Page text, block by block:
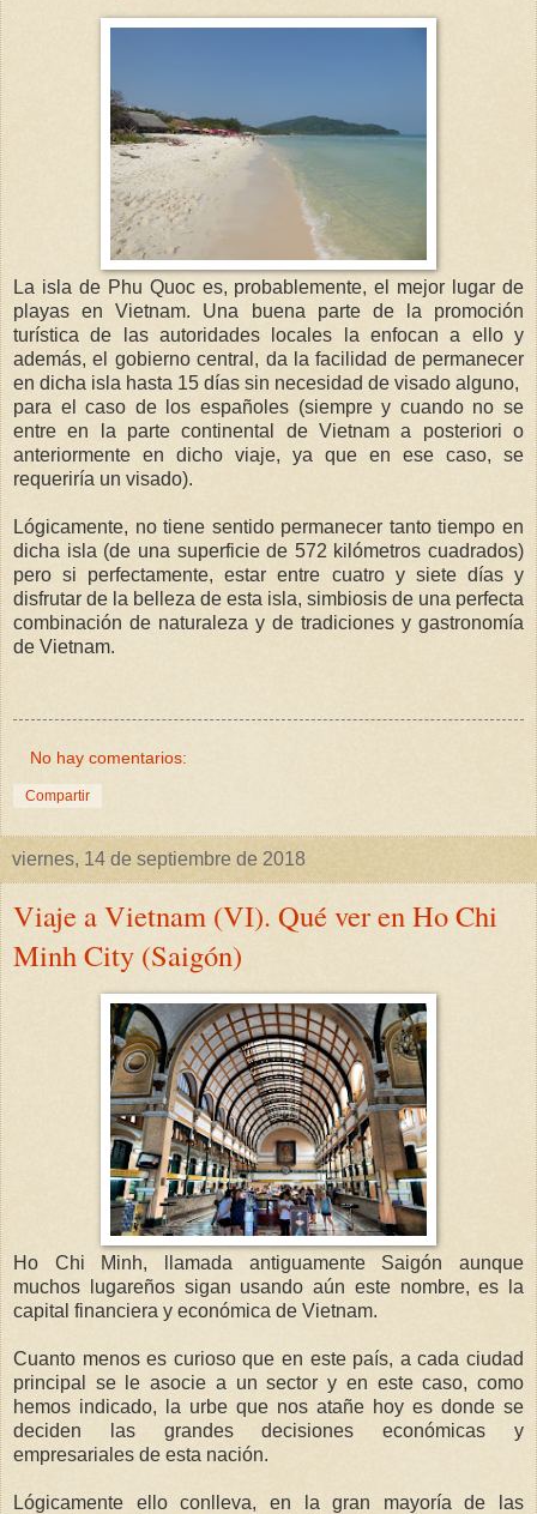
La isla de Phu Quoc es, probablemente, el mejor lugar de
playas en Vietnam. Una buena parte de la promoción
turística de las autoridades locales la enfocan a ello y
además, el gobierno central, da la facilidad de permanecer
en dicha isla hasta 15 días sin necesidad de visado alguno,
para el caso de los españoles (siempre y cuando no se
entre en la parte continental de Vietnam a posteriori o
anteriormente en dicho viaje, ya que en ese caso, se
requeriría un visado).
Lógicamente, no tiene sentido permanecer tanto tiempo en
dicha isla (de una superficie de 572 kilómetros cuadrados)
pero si perfectamente, estar entre cuatro y siete días y
disfrutar de la belleza de esta isla, simbiosis de una perfecta
combinación de naturaleza y de tradiciones y gastronomía
de Vietnam.
No hay comentarios:
Compartir
viernes, 14 de septiembre de 2018
Viaje a Vietnam (VI). Qué ver en Ho Chi
Minh City (Saigón)
Ho Chi Minh, llamada antiguamente Saigón aunque
muchos lugareños sigan usando aún este nombre, es la
capital financiera y económica de Vietnam.
Cuanto menos es curioso que en este país, a cada ciudad
principal se le asocie a un sector y en este caso, como
hemos indicado, la urbe que nos atañe hoy es donde se
deciden las grandes decisiones económicas y
empresariales de esta nación.
Lógicamente ello conlleva, en la gran mayoría de las